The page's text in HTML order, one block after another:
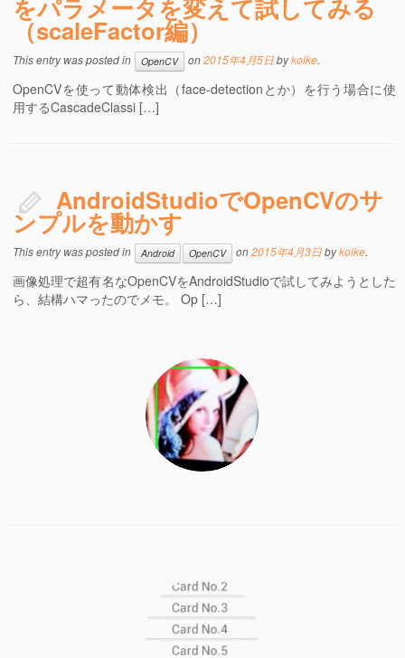
をパラメータを変えて試してみる
（scaleFactor編）
This entry was posted in OpenCV on2015年4月5日bykoike.
OpenCVを使って動体検出（face-detectionとか）を行う場合に使
用するCascadeClassi […]
AndroidStudioでOpenCVのサ
ンプルを動かす
This entry was posted in Android OpenCV on2015年4月3日bykoike.
画像処理で超有名なOpenCVをAndroidStudioで試してみようとした
ら、結構ハマったのでメモ。 Op […]